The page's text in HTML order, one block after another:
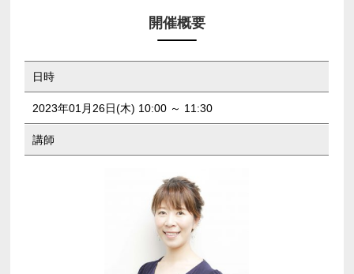
開催概要
日時
2023年01月26日(木) 10:00 ～ 11:30
講師